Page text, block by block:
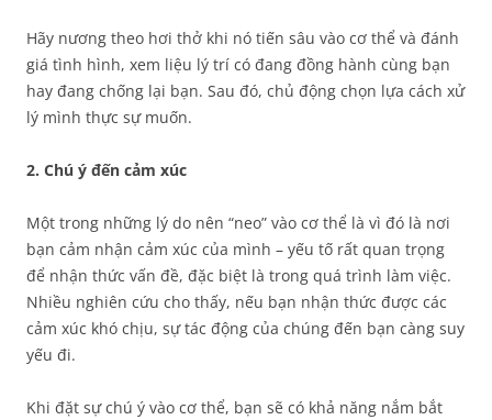
Hãy nương theo hơi thở khi nó tiến sâu vào cơ thể và đánh
giá tình hình, xem liệu lý trí có đang đồng hành cùng bạn
hay đang chống lại bạn. Sau đó, chủ động chọn lựa cách xử
lý mình thực sự muốn.
2. Chú ý đến cảm xúc
Một trong những lý do nên “neo” vào cơ thể là vì đó là nơi
bạn cảm nhận cảm xúc của mình – yếu tố rất quan trọng
để nhận thức vấn đề, đặc biệt là trong quá trình làm việc.
Nhiều nghiên cứu cho thấy, nếu bạn nhận thức được các
cảm xúc khó chịu, sự tác động của chúng đến bạn càng suy
yếu đi.
Khi đặt sự chú ý vào cơ thể, bạn sẽ có khả năng nắm bắt